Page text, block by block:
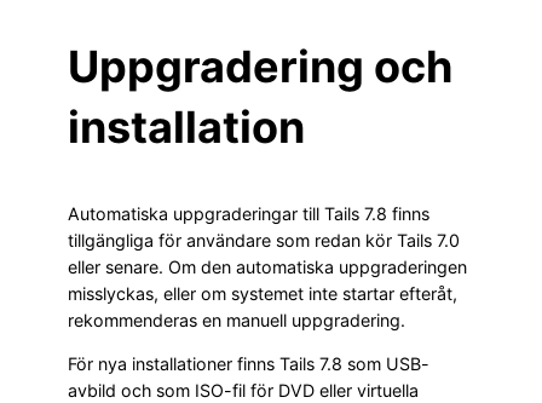
Uppgradering och
installation
Automatiska uppgraderingar till Tails 7.8 finns
tillgängliga för användare som redan kör Tails 7.0
eller senare. Om den automatiska uppgraderingen
misslyckas, eller om systemet inte startar efteråt,
rekommenderas en manuell uppgradering.
För nya installationer finns Tails 7.8 som USB-
avbild och som ISO-fil för DVD eller virtuella